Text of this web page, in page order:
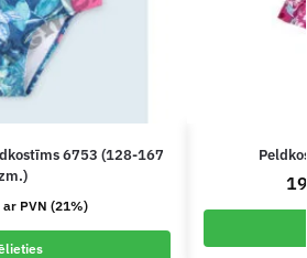
6753 (128-167
ar PVN (21%)